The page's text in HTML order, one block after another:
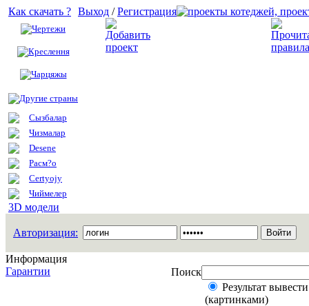
Как скачать ?
Чертежи
Креслення
Чарцяжы
Другие страны
Сызбалар
Чизмалар
Desene
Расм?о
Certyojy
Чиймелер
3D модели
Выход /Регистрация
Авторизация:
Информация
Гарантии
Поиск
Результат
(картинками)